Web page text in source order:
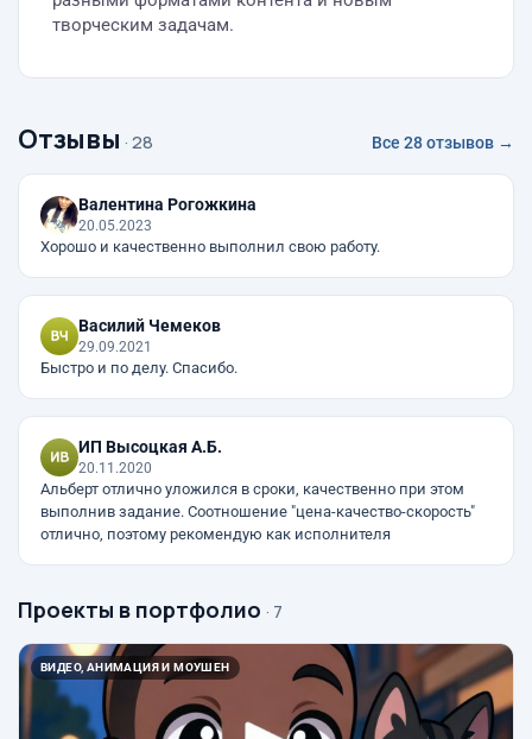
творческим задачам.
Отзывы · 28 Все 28 отзывов →
Валентина Рогожкина
20.05.2023
Хорошо и качественно выполнил свою работу.
Василий Чемеков
29.09.2021
Быстро и по делу. Спасибо.
ИП Высоцкая А.Б.
20.11.2020
Альберт отлично уложился в сроки, качественно при этом
выполнив задание. Соотношение "цена-качество-скорость"
отлично, поэтому рекомендую как исполнителя
Проекты в портфолио · 7
ВИДЕО, АНИМАЦИЯ И МОУШЕН